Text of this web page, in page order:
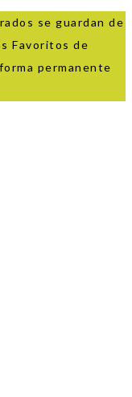
se guardan de
Favoritos de
permanente